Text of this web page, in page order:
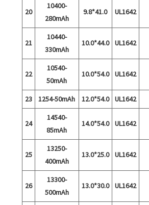
20
10400-
280mAh
9.8*41.0 UL1642
21
10440-
330mAh
10.0*44.0 UL1642
22
10540-
50mAh
10.0*54.0 UL1642
23 1254-50mAh 12.0*54.0 UL1642
24
14540-
85mAh
14.0*54.0 UL1642
25
13250-
400mAh
13.0*25.0 UL1642
26
13300-
500mAh
13.0*30.0 UL1642